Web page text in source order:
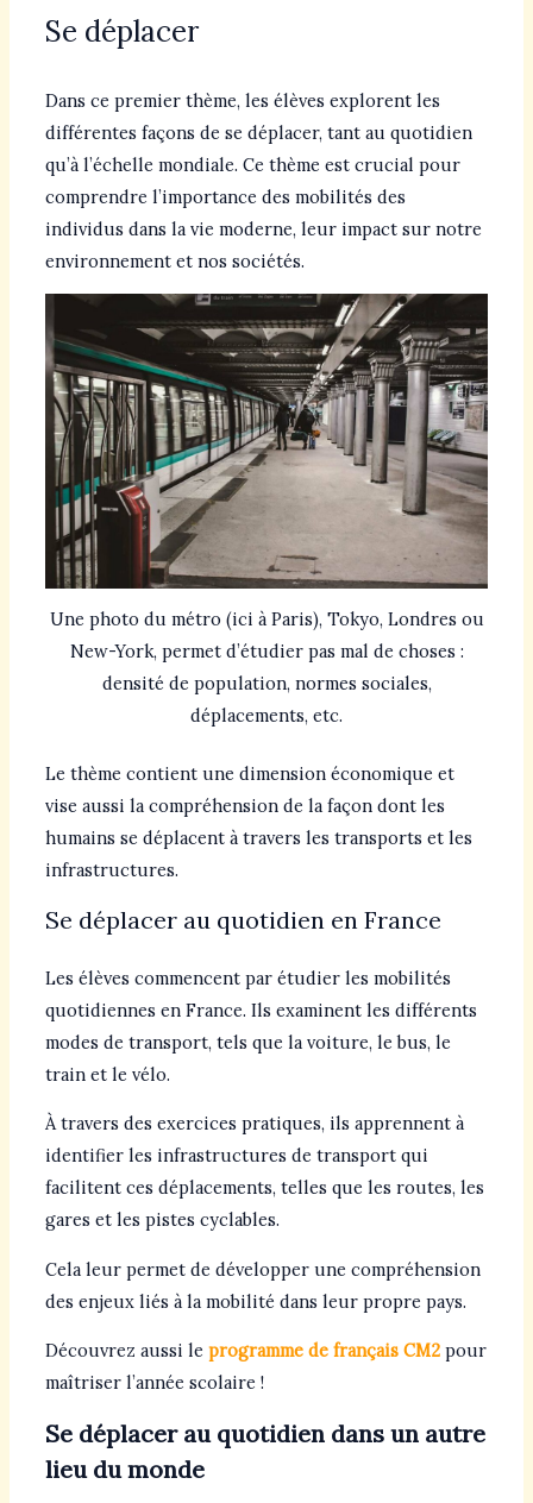
Se déplacer
Dans ce premier thème, les élèves explorent les
différentes façons de se déplacer, tant au quotidien
qu’à l’échelle mondiale. Ce thème est crucial pour
comprendre l’importance des mobilités des
individus dans la vie moderne, leur impact sur notre
environnement et nos sociétés.
Une photo du métro (ici à Paris), Tokyo, Londres ou
New-York, permet d’étudier pas mal de choses :
densité de population, normes sociales,
déplacements, etc.
Le thème contient une dimension économique et
vise aussi la compréhension de la façon dont les
humains se déplacent à travers les transports et les
infrastructures.
Se déplacer au quotidien en France
Les élèves commencent par étudier les mobilités
quotidiennes en France. Ils examinent les différents
modes de transport, tels que la voiture, le bus, le
train et le vélo.
À travers des exercices pratiques, ils apprennent à
identifier les infrastructures de transport qui
facilitent ces déplacements, telles que les routes, les
gares et les pistes cyclables.
Cela leur permet de développer une compréhension
des enjeux liés à la mobilité dans leur propre pays.
Découvrez aussi le programme de français CM2pour
maîtriser l’année scolaire !
Se déplacer au quotidien dans un autre
lieu du monde